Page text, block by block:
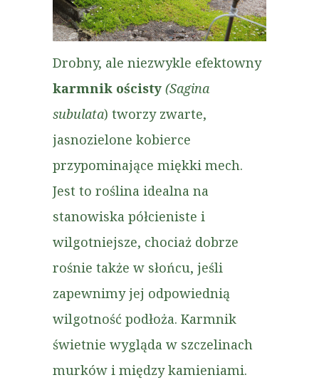
Drobny, ale niezwykle efektowny
karmnik ościsty (Sagina
subulata) tworzy zwarte,
jasnozielone kobierce
przypominające miękki mech.
Jest to roślina idealna na
stanowiska półcieniste i
wilgotniejsze, chociaż dobrze
rośnie także w słońcu, jeśli
zapewnimy jej odpowiednią
wilgotność podłoża. Karmnik
świetnie wygląda w szczelinach
murków i między kamieniami.